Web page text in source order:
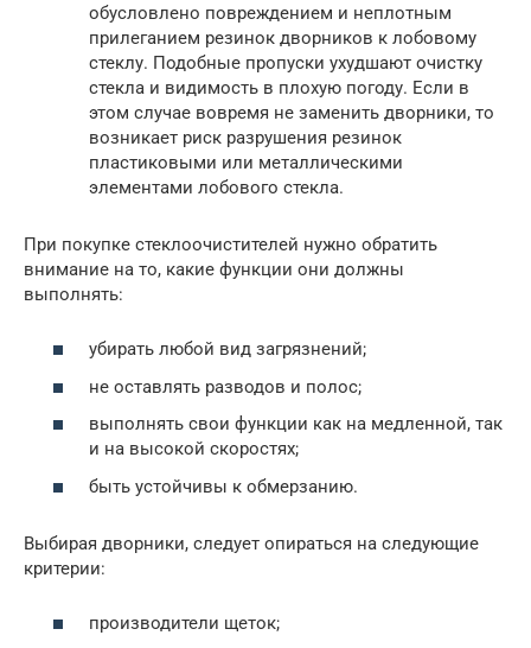
обусловлено повреждением и неплотным
прилеганием резинок дворников к лобовому
стеклу. Подобные пропуски ухудшают очистку
стекла и видимость в плохую погоду. Если в
этом случае вовремя не заменить дворники, то
возникает риск разрушения резинок
пластиковыми или металлическими
элементами лобового стекла.
При покупке стеклоочистителей нужно обратить
внимание на то, какие функции они должны
выполнять:
убирать любой вид загрязнений;
не оставлять разводов и полос;
выполнять свои функции как на медленной, так
и на высокой скоростях;
быть устойчивы к обмерзанию.
Выбирая дворники, следует опираться на следующие
критерии:
производители щеток;